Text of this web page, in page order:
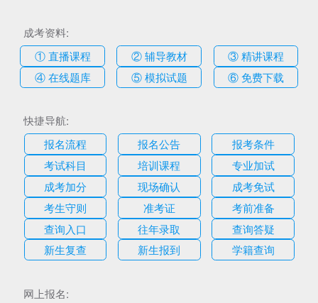
成考资料:
① 直播课程
② 辅导教材
③ 精讲课程
④ 在线题库
⑤ 模拟试题 ⑥ 免费下载
快捷导航:
报名流程
报名公告
报考条件
考试科目
培训课程
专业加试
成考加分
现场确认
成考免试
考生守则
准考证
考前准备
查询入口
往年录取
查询答疑
新生复查
新生报到 学籍查询
网上报名: